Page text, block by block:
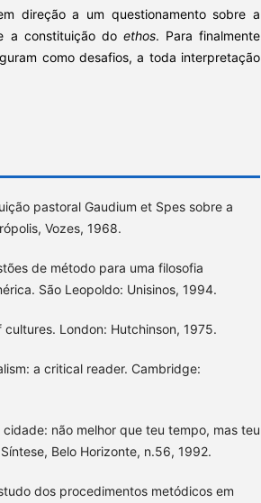
direção a um questionamento sobre a
a constituição do ethos. Para finalmente
como desafios, a toda interpretação
pastoral Gaudium et Spes sobre a
Vozes, 1968.
de método para uma filosofia
São Leopoldo: Unisinos, 1994.
cultures. London: Hutchinson, 1975.
a critical reader. Cambridge:
cidade: não melhor que teu tempo, mas teu
Belo Horizonte, n.56, 1992.
dos procedimentos metódicos em